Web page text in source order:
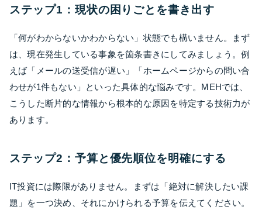
ステップ1：現状の困りごとを書き出す
「何がわからないかわからない」状態でも構いません。まず
は、現在発生している事象を箇条書きにしてみましょう。例
えば「メールの送受信が遅い」「ホームページからの問い合
わせが1件もない」といった具体的な悩みです。MEHでは、
こうした断片的な情報から根本的な原因を特定する技術力が
あります。
ステップ2：予算と優先順位を明確にする
IT投資には際限がありません。まずは「絶対に解決したい課
題」を一つ決め、それにかけられる予算を伝えてください。